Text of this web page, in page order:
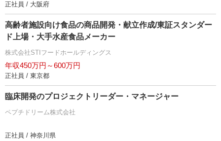
正社員 / 大阪府
高齢者施設向け食品の商品開発・献立作成/東証スタンダー
ド上場・大手水産食品メーカー
株式会社STIフードホールディングス
年収450万円～600万円
正社員 / 東京都
臨床開発のプロジェクトリーダー・マネージャー
ペプチドリーム株式会社
正社員 / 神奈川県